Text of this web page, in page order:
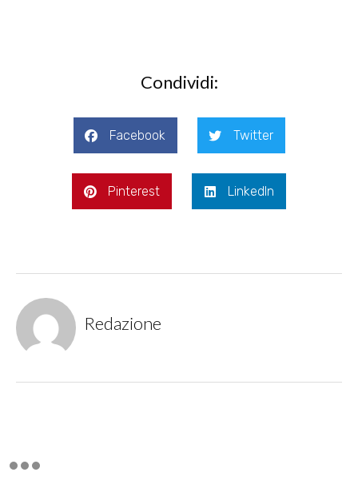
Condividi:
Facebook Twitter
Pinterest LinkedIn
Redazione